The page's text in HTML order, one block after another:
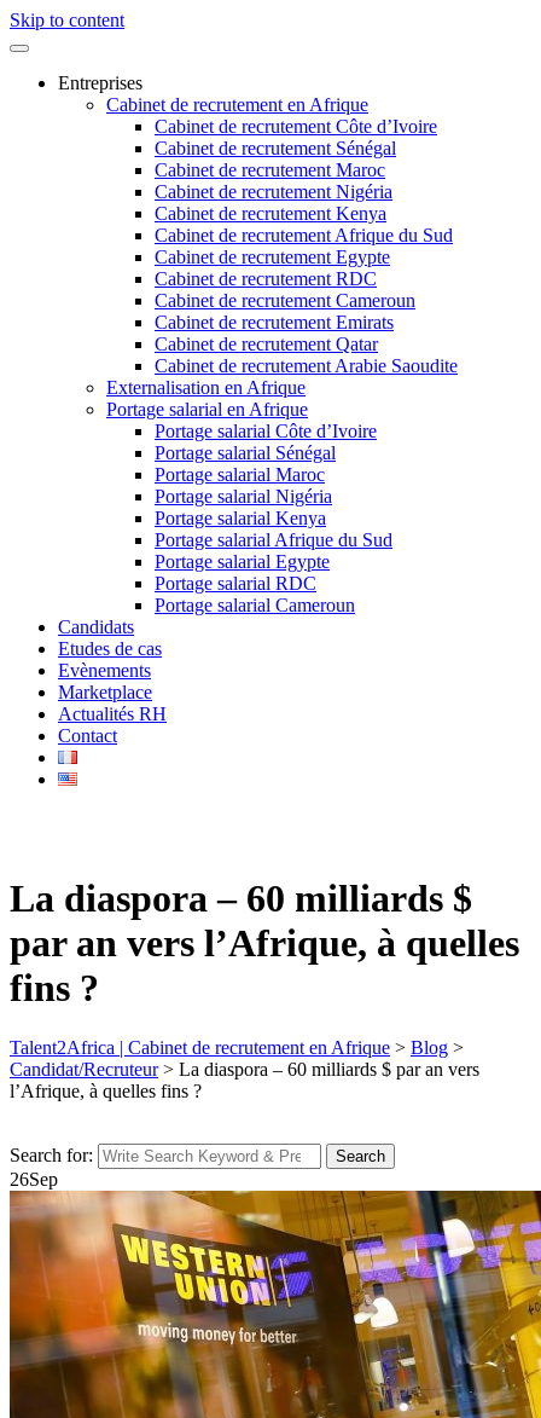
Skip to content
Entreprises
Cabinet de recrutement en Afrique
Cabinet de recrutement Côte d’Ivoire
Cabinet de recrutement Sénégal
Cabinet de recrutement Maroc
Cabinet de recrutement Nigéria
Cabinet de recrutement Kenya
Cabinet de recrutement Afrique du Sud
Cabinet de recrutement Egypte
Cabinet de recrutement RDC
Cabinet de recrutement Cameroun
Cabinet de recrutement Emirats
Cabinet de recrutement Qatar
Cabinet de recrutement Arabie Saoudite
Externalisation en Afrique
Portage salarial en Afrique
Portage salarial Côte d’Ivoire
Portage salarial Sénégal
Portage salarial Maroc
Portage salarial Nigéria
Portage salarial Kenya
Portage salarial Afrique du Sud
Portage salarial Egypte
Portage salarial RDC
Portage salarial Cameroun
Candidats
Etudes de cas
Evènements
Marketplace
Actualités RH
Contact
La diaspora – 60 milliards $
par an vers l’Afrique, à quelles
fins ?
Talent2Africa | Cabinet de recrutement en Afrique > Blog >
Candidat/Recruteur> La diaspora – 60 milliards $ par an vers
l’Afrique, à quelles fins ?
Search for: Search
26Sep